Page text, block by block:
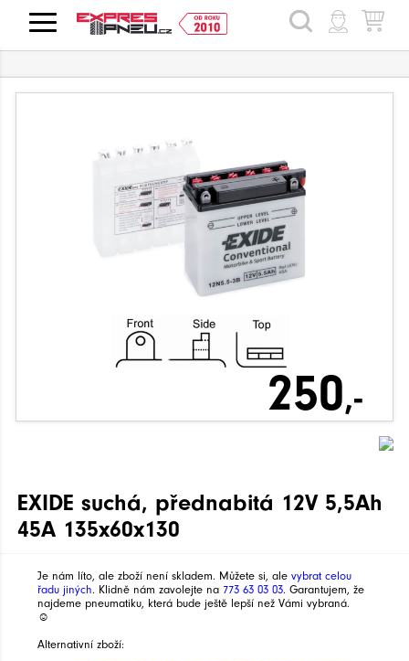
HLEDAT
250,-
EXIDE suchá, přednabitá 12V 5,5Ah
45A 135x60x130
Je nám líto, ale zboží není skladem. Můžete si, ale vybrat celou
řadu jiných. Klidně nám zavolejte na 773 63 03 03. Garantujem, že
najdeme pneumatiku, která bude ještě lepší než Vámi vybraná.
☺
Alternativní zboží: